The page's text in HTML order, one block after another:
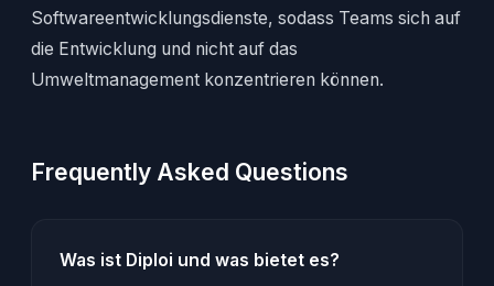
Softwareentwicklungsdienste, sodass Teams sich auf
die Entwicklung und nicht auf das
Umweltmanagement konzentrieren können.
Frequently Asked Questions
Was ist Diploi und was bietet es?